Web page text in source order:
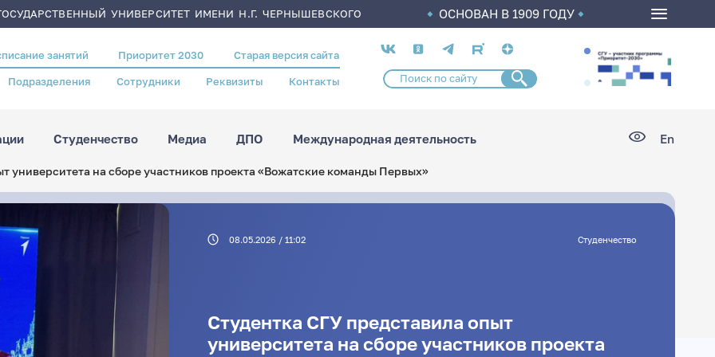
УНИВЕРСИТЕТ ИМЕНИ Н.Г. ЧЕРНЫШЕВСКОГО ОСНОВАН В 1909 ГОДУ
занятий Приоритет 2030 Старая версия сайта
Подразделения Сотрудники Реквизиты Контакты
Социальные
сети
Студенчество Медиа ДПО Международная деятельность En
университета на сборе участников проекта «Вожатские команды Первых»
08.05.2026 / 11:02 Студенчество
Студентка СГУ представила опыт
университета на сборе участников проекта